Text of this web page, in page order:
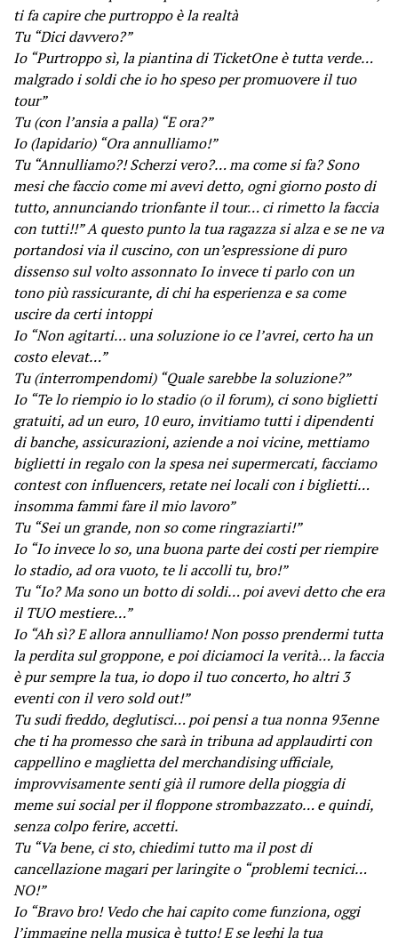
ti fa capire che purtroppo è la realtà
Tu “Dici davvero?”
Io “Purtroppo sì, la piantina di TicketOne è tutta verde…
malgrado i soldi che io ho speso per promuovere il tuo
tour”
Tu (con l’ansia a palla) “E ora?”
Io (lapidario) “Ora annulliamo!”
Tu “Annulliamo?! Scherzi vero?… ma come si fa? Sono
mesi che faccio come mi avevi detto, ogni giorno posto di
tutto, annunciando trionfante il tour… ci rimetto la faccia
con tutti!!” A questo punto la tua ragazza si alza e se ne va
portandosi via il cuscino, con un’espressione di puro
dissenso sul volto assonnato Io invece ti parlo con un
tono più rassicurante, di chi ha esperienza e sa come
uscire da certi intoppi
Io “Non agitarti… una soluzione io ce l’avrei, certo ha un
costo elevat…”
Tu (interrompendomi) “Quale sarebbe la soluzione?”
Io “Te lo riempio io lo stadio (o il forum), ci sono biglietti
gratuiti, ad un euro, 10 euro, invitiamo tutti i dipendenti
di banche, assicurazioni, aziende a noi vicine, mettiamo
biglietti in regalo con la spesa nei supermercati, facciamo
contest con influencers, retate nei locali con i biglietti…
insomma fammi fare il mio lavoro”
Tu “Sei un grande, non so come ringraziarti!”
Io “Io invece lo so, una buona parte dei costi per riempire
lo stadio, ad ora vuoto, te li accolli tu, bro!”
Tu “Io? Ma sono un botto di soldi… poi avevi detto che era
il TUO mestiere…”
Io “Ah sì? E allora annulliamo! Non posso prendermi tutta
la perdita sul groppone, e poi diciamoci la verità… la faccia
è pur sempre la tua, io dopo il tuo concerto, ho altri 3
eventi con il vero sold out!”
Tu sudi freddo, deglutisci… poi pensi a tua nonna 93enne
che ti ha promesso che sarà in tribuna ad applaudirti con
cappellino e maglietta del merchandising ufficiale,
improvvisamente senti già il rumore della pioggia di
meme sui social per il floppone strombazzato… e quindi,
senza colpo ferire, accetti.
Tu “Va bene, ci sto, chiedimi tutto ma il post di
cancellazione magari per laringite o “problemi tecnici…
NO!”
Io “Bravo bro! Vedo che hai capito come funziona, oggi
l’immagine nella musica è tutto! E se leghi la tua